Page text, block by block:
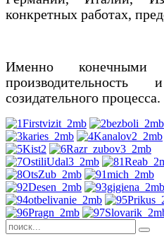
конкретных работах,
Именно конечными
созидательного процесса.